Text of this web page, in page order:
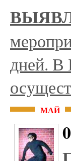
дней. В
МАЙ